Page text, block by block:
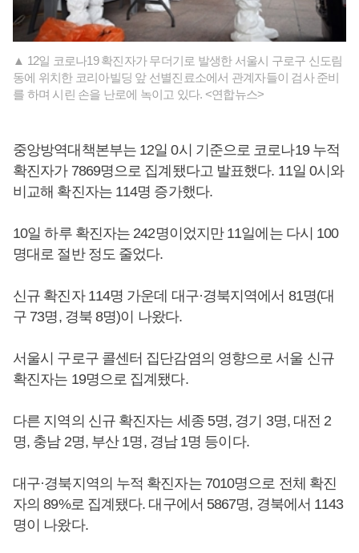
▲ 12일 코로나19 확진자가 무더기로 발생한 서울시 구로구 신도림
동에 위치한 코리아빌딩 앞 선별진료소에서 관계자들이 검사 준비
를 하며 시린 손을 난로에 녹이고 있다. <연합뉴스>
중앙방역대책본부는 12일 0시 기준으로 코로나19 누적
확진자가 7869명으로 집계됐다고 발표했다. 11일 0시와
비교해 확진자는 114명 증가했다.
10일 하루 확진자는 242명이었지만 11일에는 다시 100
명대로 절반 정도 줄었다.
신규 확진자 114명 가운데 대구·경북지역에서 81명(대
구 73명, 경북 8명)이 나왔다.
서울시 구로구 콜센터 집단감염의 영향으로 서울 신규
확진자는 19명으로 집계됐다.
다른 지역의 신규 확진자는 세종 5명, 경기 3명, 대전 2
명, 충남 2명, 부산 1명, 경남 1명 등이다.
대구·경북지역의 누적 확진자는 7010명으로 전체 확진
자의 89%로 집계됐다. 대구에서 5867명, 경북에서 1143
명이 나왔다.